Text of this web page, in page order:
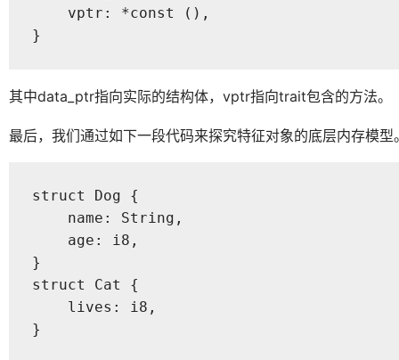
    vptr: *const (),
}
其中data_ptr指向实际的结构体，vptr指向trait包含的方法。
最后，我们通过如下一段代码来探究特征对象的底层内存模型
struct Dog {
    name: String,
    age: i8,
}
struct Cat {
    lives: i8,
}